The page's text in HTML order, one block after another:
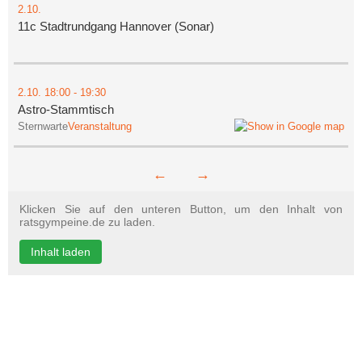
2.10.
11c Stadtrundgang Hannover (Sonar)
2.10. 18:00 - 19:30
Astro-Stammtisch
SternwarteVeranstaltung
← →
Klicken Sie auf den unteren Button, um den Inhalt von
ratsgympeine.de zu laden.
Inhalt laden